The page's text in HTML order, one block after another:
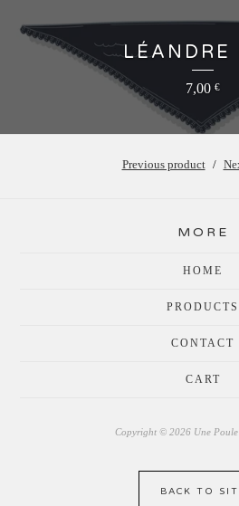
LÉANDRE
7,00 €
Previous product
MORE
HOME
PRODUCTS
CONTACT
CART
Copyright © 2026 Une Poule
BACK TO